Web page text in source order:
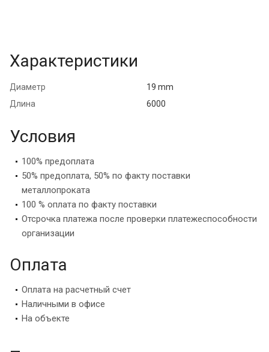
Характеристики
Диаметр
19 mm
Длина
6000
Условия
100% предоплата
50% предоплата, 50% по факту поставки
металлопроката
100 % оплата по факту поставки
Отсрочка платежа после проверки платежеспособности
организации
Оплата
Оплата на расчетный счет
Наличными в офисе
На объекте